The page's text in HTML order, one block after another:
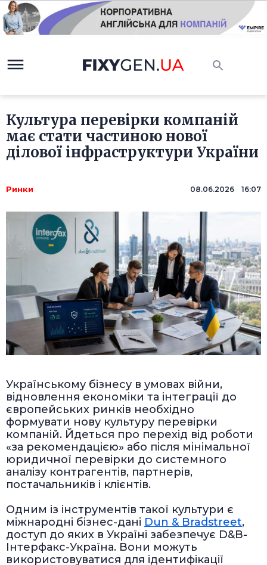
Культура перевірки компаній
має стати частиною нової
ділової інфраструктури України
Ринки 08.06.2026 16:07
Українському бізнесу в умовах війни,
відновлення економіки та інтеграції до
європейських ринків необхідно
формувати нову культуру перевірки
компаній. Йдеться про перехід від роботи
«за рекомендацією» або після мінімальної
юридичної перевірки до системного
аналізу контрагентів, партнерів,
постачальників і клієнтів.
Одним із інструментів такої культури є
міжнародні бізнес-дані Dun & Bradstreet,
доступ до яких в Україні забезпечує D&B-
Інтерфакс-Україна. Вони можуть
використовуватися для ідентифікації